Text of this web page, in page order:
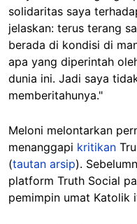
solidaritas saya
jelaskan: terus terang
berada di kondisi di
apa yang diperintah
dunia ini. Jadi saya
memberitahunya."
Meloni melontarkan
menanggapi kritikan
(tautan arsip).
platform Truth Social
pemimpin umat Katolik